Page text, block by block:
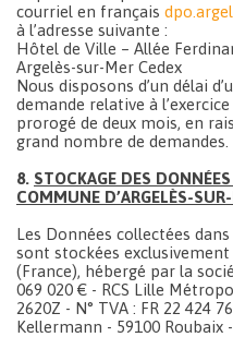
courriel en français
à l’adresse suivante :
Hôtel de Ville – Allée
Argelès-sur-Mer Cedex
Nous disposons d’un délai
demande relative à
prorogé de deux mois, en
grand nombre de demandes.
8. STOCKAGE DES
COMMUNE D’ARGELÈS-
Les Données collectées
sont stockées
(France), hébergé par la
069 020 € - RCS Lille
2620Z - N° TVA : FR 22 424
Kellermann - 59100 Roubaix